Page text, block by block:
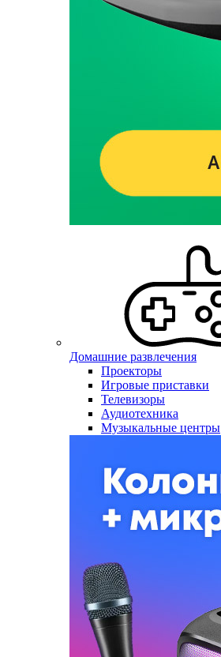
Домашние развлечения
Проекторы
Игровые приставки
Телевизоры
Аудиотехника
Музыкальные центры